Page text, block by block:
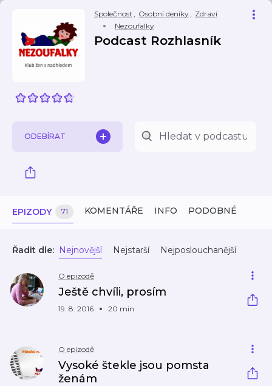
Společnost , Osobní deníky, Zdraví
Nezoufalky
Podcast Rozhlasník
ODEBÍRAT
EPIZODY 71 KOMENTÁŘE INFO PODOBNÉ
Řadit dle: Nejnovější Nejstarší Nejposlouchanější
O epizodě
Ještě chvíli, prosím
19. 8. 2016 20 min
O epizodě
Vysoké štekle jsou pomsta
ženám